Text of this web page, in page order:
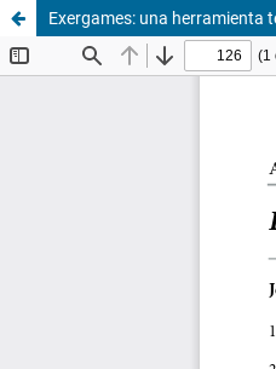
Exergames: una herramienta